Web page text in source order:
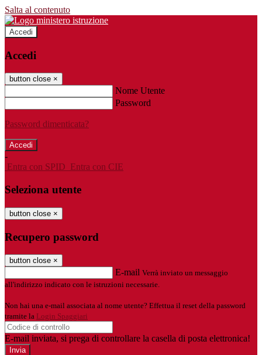
Salta al contenuto
Accedi
Accedi
button close ×
Nome Utente
Password
Password dimenticata?
-
Entra con SPID Entra con CIE
Seleziona utente
button close ×
Recupero password
button close ×
E-mail Verrà inviato un messaggio
all'indirizzo indicato con le istruzioni necessarie.
Non hai una e-mail associata al nome utente? Effettua il reset della password
tramite la Login Spaggiari
E-mail inviata, si prega di controllare la casella di posta elettronica!